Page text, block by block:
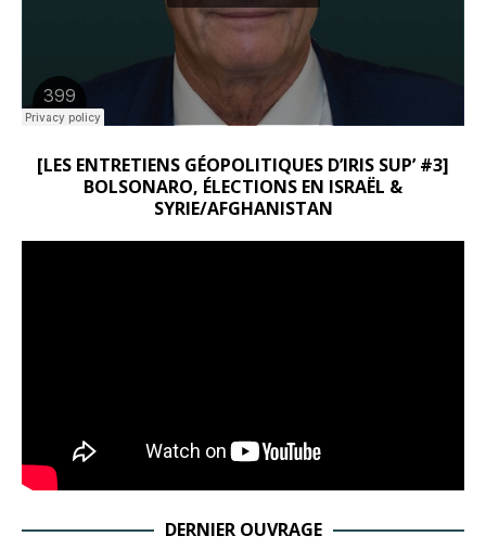
[LES ENTRETIENS GÉOPOLITIQUES D’IRIS SUP’ #3]
BOLSONARO, ÉLECTIONS EN ISRAËL &
SYRIE/AFGHANISTAN
DERNIER OUVRAGE